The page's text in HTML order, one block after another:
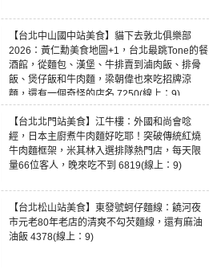
【台北中山國中站美食】貓下去敦北俱樂部
2026：黃仁勳美食地圖+1，台北最跳Tone的餐
酒館，從麵包、漢堡、牛排賣到滷肉飯、排骨
飯、煲仔飯和牛肉麵，梁朝偉也來吃招牌涼
麵，還有一個奇怪的店名 7250(線上：9)
【台北北門站美食】江牛樓：外國和尚會唸
經，日本主廚煮牛肉麵好吃耶！突破傳統紅燒
牛肉麵框架，米其林入選排隊熱門店，每天限
量66位客人，晚來吃不到 6819(線上：9)
【台北松山站美食】東發號蚵仔麵線：饒河夜
市元老80年老店的清爽不勾芡麵線，還有麻油
油飯 4378(線上：9)